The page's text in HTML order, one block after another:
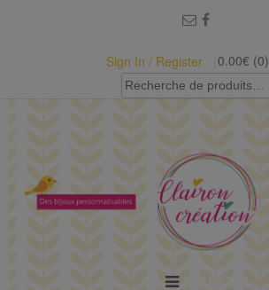
Sign In / Register
0.00€ (0)
Recherche
pour :